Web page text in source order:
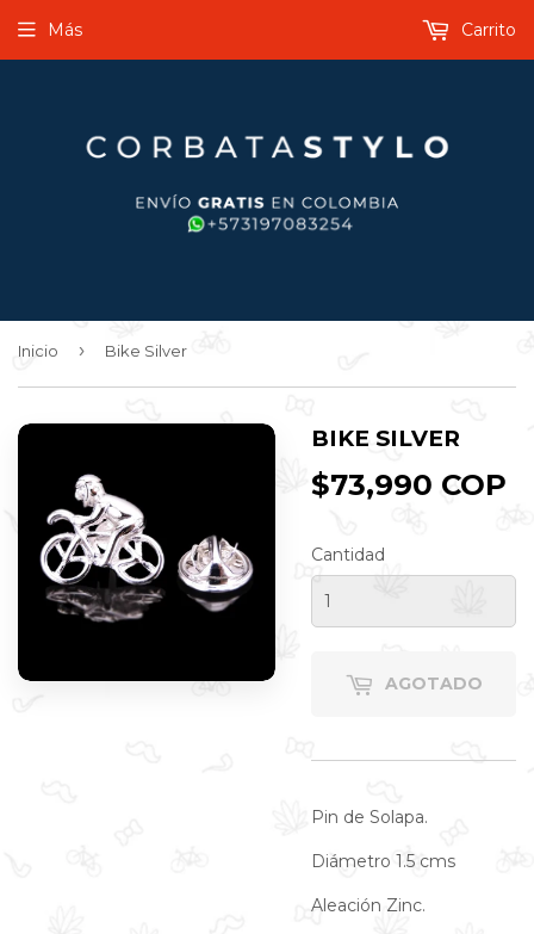
Más Carrito
Inicio › Bike Silver
BIKE SILVER
$73,990 COP
Cantidad
AGOTADO
Pin de Solapa.
Diámetro 1.5 cms
Aleación Zinc.